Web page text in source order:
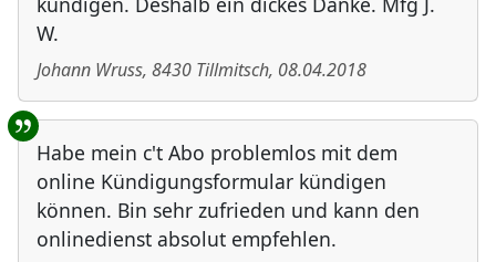
W.
Johann Wruss, 8430 Tillmitsch, 08.04.2018
Habe mein c't Abo problemlos mit dem
online Kündigungsformular kündigen
können. Bin sehr zufrieden und kann den
onlinedienst absolut empfehlen.